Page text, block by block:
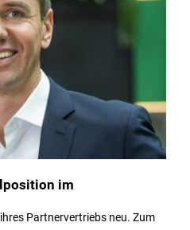
im
Partnervertriebs neu. Zum